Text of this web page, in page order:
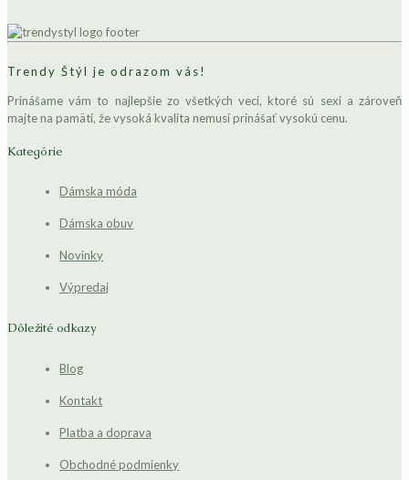
Trendy Štýl je odrazom vás!
Prinášame vám to najlepšie zo všetkých vecí, ktoré sú sexi a zároveň
majte na pamäti, že vysoká kvalita nemusí prinášať vysokú cenu.
Kategórie
Dámska móda
Dámska obuv
Novinky
Výpredaj
Dôležité odkazy
Blog
Kontakt
Platba a doprava
Obchodné podmienky